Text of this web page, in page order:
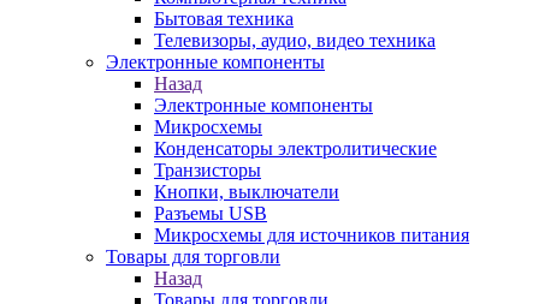
Бытовая техника
Телевизоры, аудио, видео техника
Электронные компоненты
Назад
Электронные компоненты
Микросхемы
Конденсаторы электролитические
Транзисторы
Кнопки, выключатели
Разъемы USB
Микросхемы для источников питания
Товары для торговли
Назад
Товары для торговли